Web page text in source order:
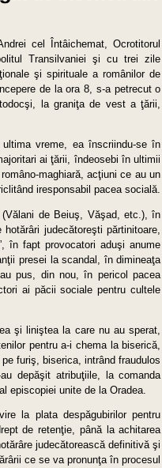
cel Întâichemat, Ocrotitorul
Transilvaniei şi cu trei zile
şi spirituale a românilor de
de la ora 8, s-a petrecut o
la graniţa de vest a ţării,
vreme, ea înscriindu-se în
ai ţării, îndeosebi în ultimii
maghiară, acţiuni ce au un
iresponsabil pacea socială.
de Beiuş, Văşad, etc.), în
judecătoreşti părtinitoare,
în fapt provocatori aduşi anume
presei la scandal, în dimineaţa
pus, din nou, în pericol pacea
ai păcii sociale pentru cultele
şi liniştea la care nu au sperat,
pentru a-i chema la biserică,
furiş, biserica, intrând fraudulos
depăşit atribuţiile, la comanda
episcopiei unite de la Oradea.
la plata despăgubirilor pentru
de retenţie, până la achitarea
judecătorească definitivă şi
ce se va pronunţa în procesul